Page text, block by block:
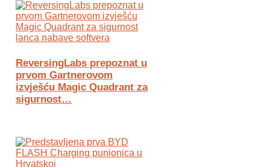
ReversingLabs prepoznat u
prvom Gartnerovom
izvješću Magic Quadrant za
sigurnost…